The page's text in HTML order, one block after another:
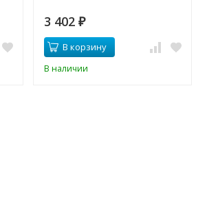
3 402 ₽
В корзину
В наличии